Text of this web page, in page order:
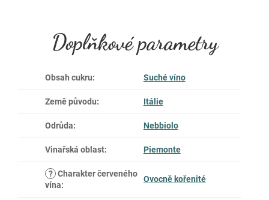
Doplňkové parametry
Obsah cukru: Suché víno
Země původu: Itálie
Odrůda: Nebbiolo
Vinařská oblast: Piemonte
? Charakter červeného
vína:
Ovocně kořenité